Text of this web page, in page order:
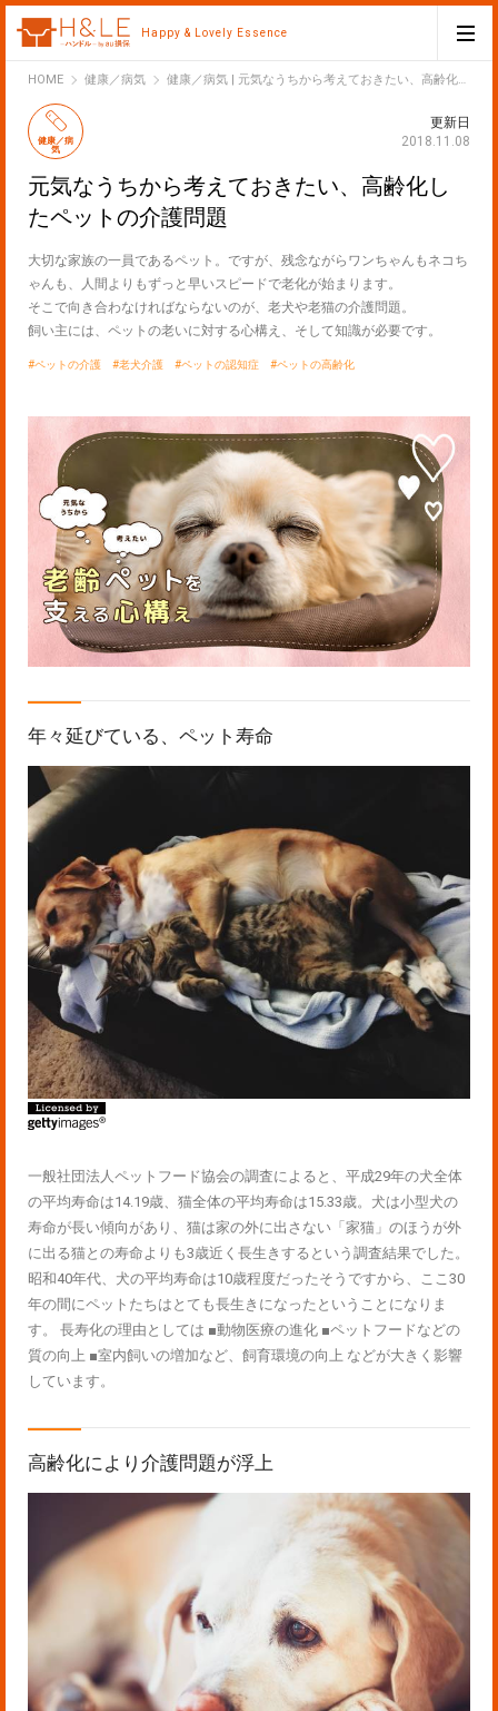
Happy & Lovely Essence
HOMEH&LE健康／病気 健康／病気 | 元気なうちから考えておきたい、高齢化したペットの介護問題
健康／病
気
更新日
2018.11.08
元気なうちから考えておきたい、高齢化し
たペットの介護問題
大切な家族の一員であるペット。ですが、残念ながらワンちゃんもネコち
ゃんも、人間よりもずっと早いスピードで老化が始まります。
そこで向き合わなければならないのが、老犬や老猫の介護問題。
飼い主には、ペットの老いに対する心構え、そして知識が必要です。
ペットの介護 老犬介護 ペットの認知症 ペットの高齢化
年々延びている、ペット寿命
一般社団法人ペットフード協会の調査によると、平成29年の犬全体
の平均寿命は14.19歳、猫全体の平均寿命は15.33歳。犬は小型犬の
寿命が長い傾向があり、猫は家の外に出さない「家猫」のほうが外
に出る猫との寿命よりも3歳近く長生きするという調査結果でした。
昭和40年代、犬の平均寿命は10歳程度だったそうですから、ここ30
年の間にペットたちはとても長生きになったということになりま
す。 長寿化の理由としては ■動物医療の進化 ■ペットフードなどの
質の向上 ■室内飼いの増加など、飼育環境の向上 などが大きく影響
しています。
高齢化により介護問題が浮上